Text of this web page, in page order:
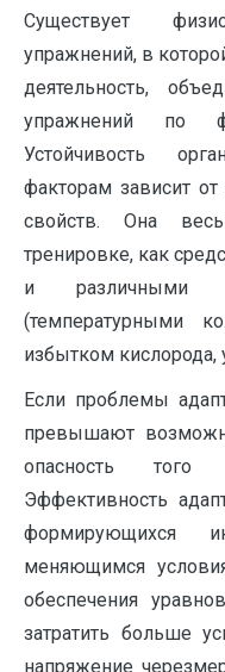
Существует
упражнений, в
деятельность,
упражнений по
Устойчивость
факторам зависит
свойств. Она
тренировке, как
и различными
(температурными
избытком кислорода,
Если проблемы
превышают
опасность того
Эффективность
формирующихся
меняющимся
обеспечения
затратить больше
напряжение